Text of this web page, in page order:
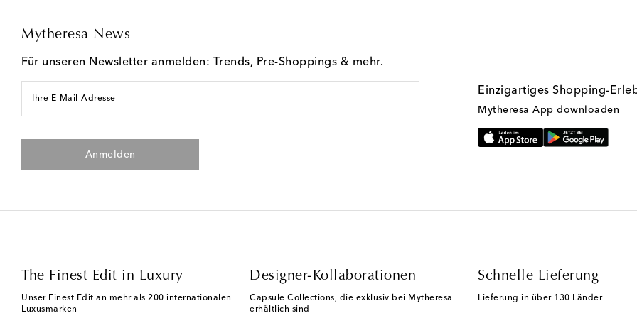
Mytheresa News
Für unseren Newsletter anmelden: Trends, Pre-Shoppings & mehr.
Ihre E-Mail-Adresse
Anmelden
Einzigartiges Shopping-
Mytheresa App downloaden
The Finest Edit in Luxury
Unser Finest Edit an mehr als 200 internationalen
Luxusmarken
Designer-Kollaborationen
Capsule Collections, die exklusiv bei Mytheresa
erhältlich sind
Schnelle Lieferung
Lieferung in über 130 Länder